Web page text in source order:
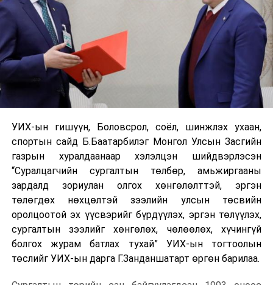
УИХ-ын гишүүн, Боловсрол, соёл, шинжлэх ухаан,
спортын сайд Б.Баатарбилэг Монгол Улсын Засгийн
газрын хуралдаанаар хэлэлцэн шийдвэрлэсэн
“Суралцагчийн сургалтын төлбөр, амьжиргааны
зардалд зориулан олгох хөнгөлөлттэй, эргэн
төлөгдөх нөхцөлтэй зээлийн улсын төсвийн
оролцоотой эх үүсвэрийг бүрдүүлэх, эргэн төлүүлэх,
сургалтын зээлийг хөнгөлөх, чөлөөлөх, хүчингүй
болгох журам батлах тухай” УИХ-ын тогтоолын
төслийг УИХ-ын дарга Г.Занданшатарт өргөн барилаа.